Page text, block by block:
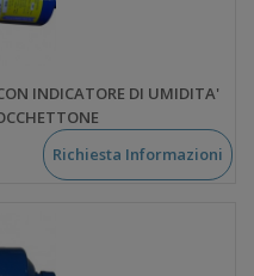
INDICATORE DI UMIDITA'
Richiesta Informazioni